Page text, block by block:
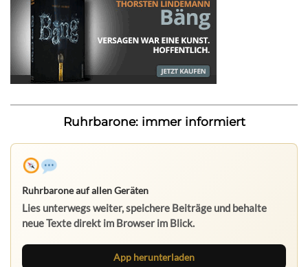
Ruhrbarone: immer informiert
Ruhrbarone auf allen Geräten
Lies unterwegs weiter, speichere Beiträge und behalte
neue Texte direkt im Browser im Blick.
App herunterladen